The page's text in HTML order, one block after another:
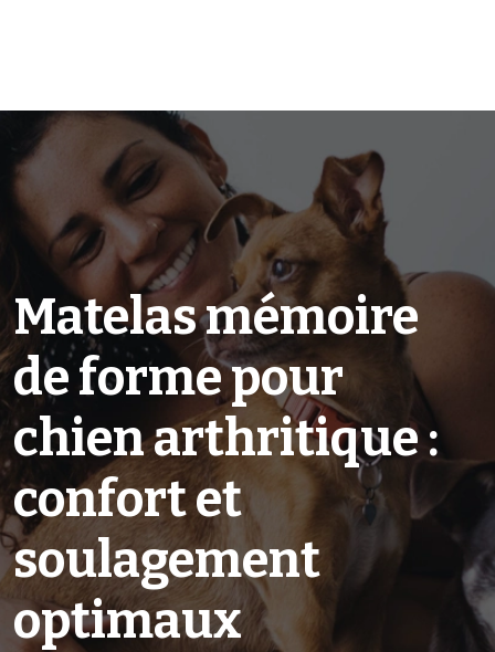
Matelas mémoire
de forme pour
chien arthritique :
confort et
soulagement
optimaux